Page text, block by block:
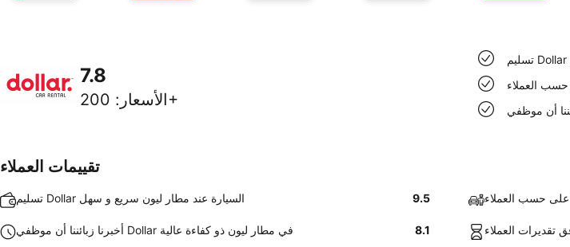
7.8
الأسعار : 200+
تقييمات العملاء
تسليم Dollar السيارة عند مطار ليون سريع و سهل 9.5
أخبرنا زبائننا أن موظفي Dollar في مطار ليون ذو كفاءة عالية 8.1